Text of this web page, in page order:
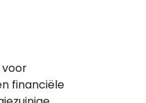
voor
financiële